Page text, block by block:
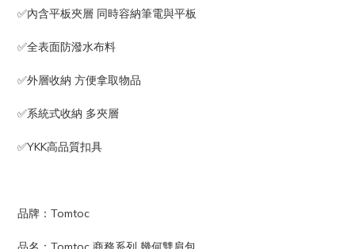
✅內含平板夾層 同時容納筆電與平板
✅全表面防潑水布料
✅外層收納 方便拿取物品
✅系統式收納 多夾層
✅YKK高品質扣具
品牌：Tomtoc